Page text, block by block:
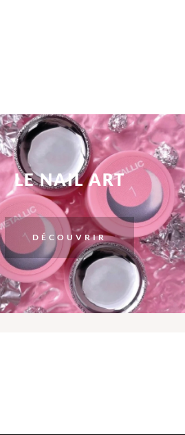
LE NAIL ART
DÉCOUVRIR